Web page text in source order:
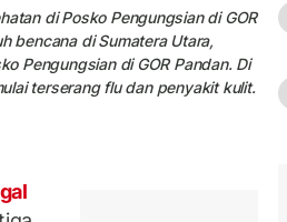
di Posko Pengungsian di GOR
bencana di Sumatera Utara,
Pengungsian di GOR Pandan. Di
terserang flu dan penyakit kulit.